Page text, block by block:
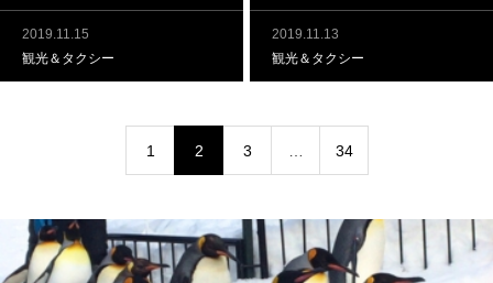
2019.11.15
観光＆タクシー
2019.11.13
観光＆タクシー
1 2 3 34